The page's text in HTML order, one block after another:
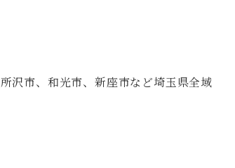
沢市、和光市、新座市など埼玉県全域